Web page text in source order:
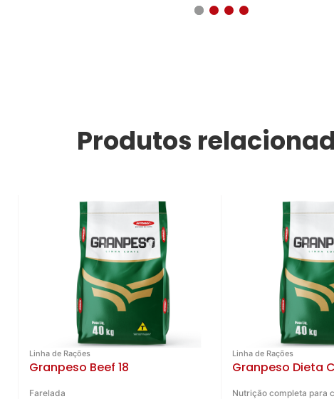
Produtos
Linha de Rações
Granpeso Beef 18
Farelada
Linha de Rações
Granpeso Dieta
Nutrição completa para